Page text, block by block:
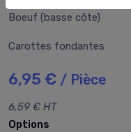
Boeuf (basse côte)
Carottes fondantes
6,95 € / Pièce
6,59 € HT
Options